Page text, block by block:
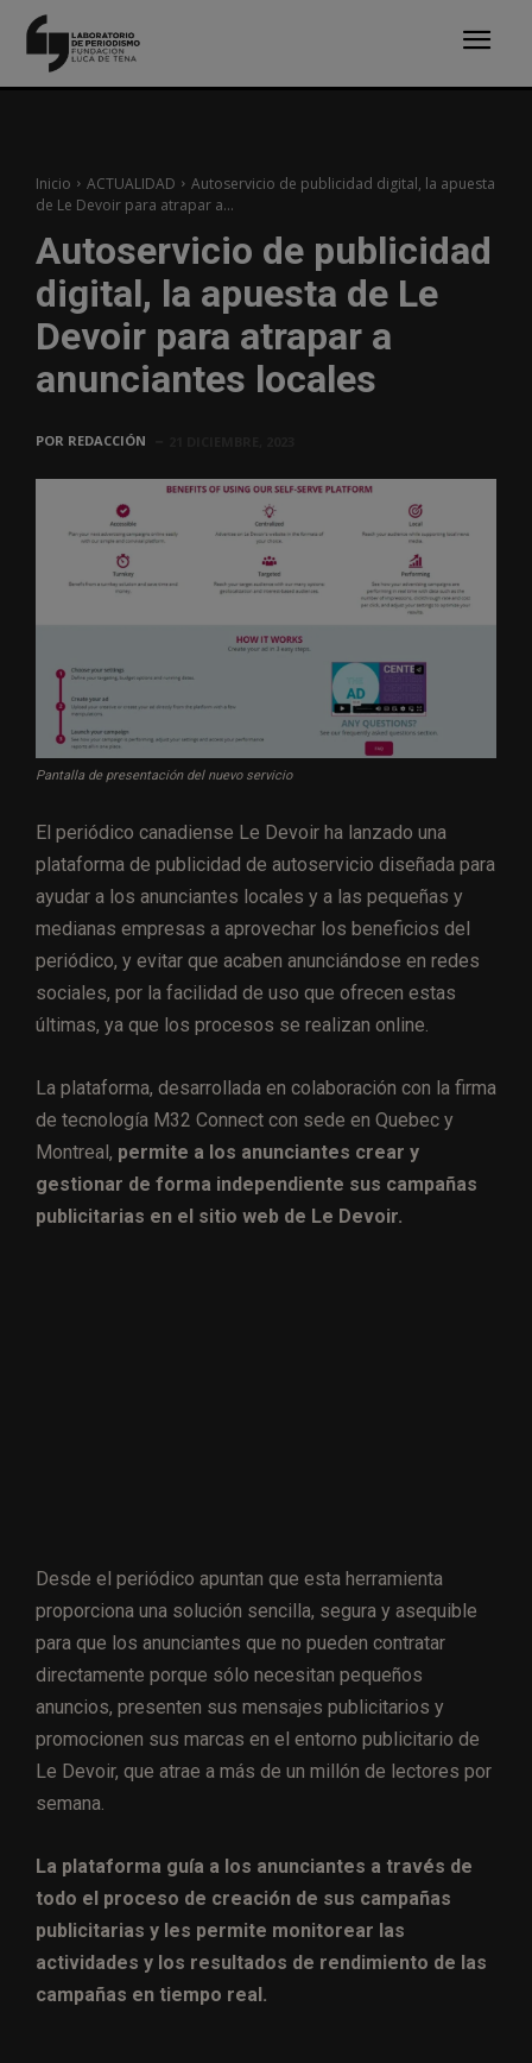
Inicio ACTUALIDAD
Autoservicio de publicidad digital, la apuesta
de Le Devoir para atrapar a...
Autoservicio de publicidad
digital, la apuesta de Le
Devoir para atrapar a
anunciantes locales
POR REDACCIÓN
Pantalla de presentación del nuevo servicio
El periódico canadiense Le Devoir ha lanzado una
plataforma de publicidad de autoservicio diseñada para
ayudar a los anunciantes locales y a las pequeñas y
medianas empresas a aprovechar los beneficios del
periódico, y evitar que acaben anunciándose en redes
sociales, por la facilidad de uso que ofrecen estas
últimas, ya que los procesos se realizan online.
La plataforma, desarrollada en colaboración con la firma
de tecnología M32 Connect con sede en Quebec y
Montreal, permite a los anunciantes crear y
gestionar de forma independiente sus campañas
publicitarias en el sitio web de Le Devoir.
Desde el periódico apuntan que esta herramienta
proporciona una solución sencilla, segura y asequible
para que los anunciantes que no pueden contratar
directamente porque sólo necesitan pequeños
anuncios, presenten sus mensajes publicitarios y
promocionen sus marcas en el entorno publicitario de
Le Devoir, que atrae a más de un millón de lectores por
semana.
La plataforma guía a los anunciantes a través de
todo el proceso de creación de sus campañas
publicitarias y les permite monitorear las
actividades y los resultados de rendimiento de las
campañas en tiempo real.